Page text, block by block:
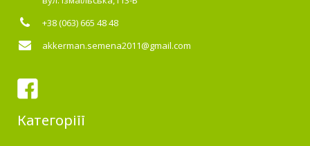
+38 (063) 665 48 48
akkerman.semena2011@gmail.com
Категоріїї